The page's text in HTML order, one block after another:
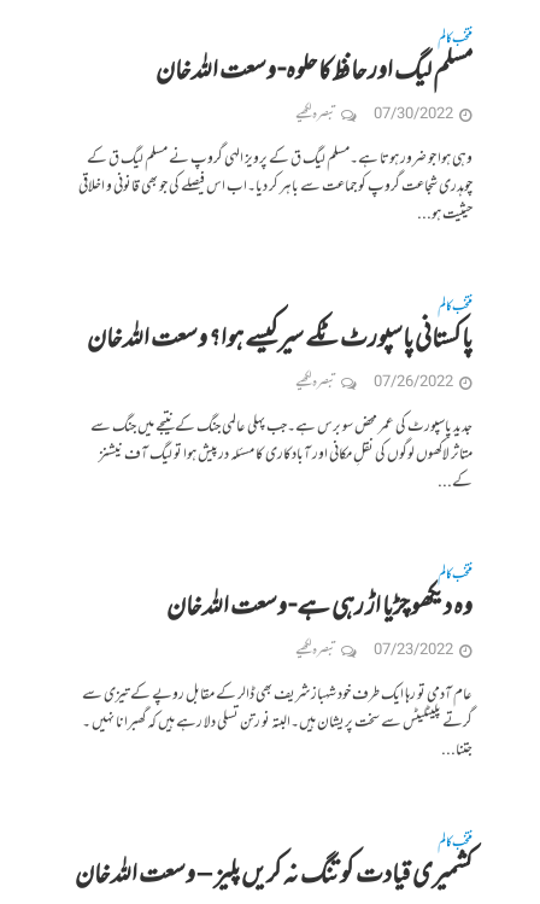
منتخب کالم
مسلم لیگ اور حافظ کا حلوہ- وسعت اللہ خان
07/30/2022 تبصرہ لکھیے
وہی ہوا جو ضرور ہوتا ہے۔مسلم لیگ ق کے پرویز الہی گروپ نے مسلم لیگ ق کے
چوہدری شجاعت گروپ کو جماعت سے باہر کر دیا۔اب اس فیصلے کی جو بھی قانونی و اخلاقی
حیثیت ہو...
منتخب کالم
پاکستانی پاسپورٹ ٹکے سیر کیسے ہوا؟ وسعت اللہ خان
07/26/2022 تبصرہ لکھیے
جدید پاسپورٹ کی عمر محض سو برس ہے۔جب پہلی عالمی جنگ کے نتیجے میں جنگ سے
متاثر لاکھوں لوگوں کی نقلِ مکانی اور آبادکاری کا مسئلہ درپیش ہوا تو لیگ آف نیشنز
کے...
منتخب کالم
وہ دیکھو چڑیا اڑ رہی ہے- وسعت اللہ خان
07/23/2022 تبصرہ لکھیے
عام آدمی تو رہا ایک طرف خود شہباز شریف بھی ڈالر کے مقابل روپے کے تیزی سے
گرتے پلیٹلیٹس سے سخت پریشان ہیں۔البتہ نو رتن تسلی دلا رہے ہیں کہ گھبرانا نہیں ۔
جتنا...
منتخب کالم
کشمیری قیادت کو تنگ نہ کریں پلیز – وسعت اللہ خان